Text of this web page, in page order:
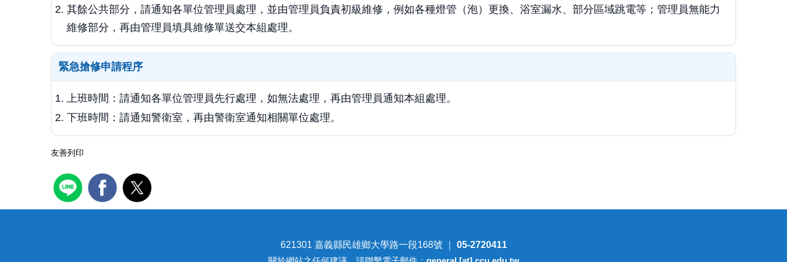
其餘公共部分，請通知各單位管理員處理，並由管理員負責初級維修，例如各種燈管（泡）更換、浴室漏水、部分區域跳電等；管理員無能力
維修部分，再由管理員填具維修單送交本組處理。
緊急搶修申請程序
上班時間：請通知各單位管理員先行處理，如無法處理，再由管理員通知本組處理。
下班時間：請通知警衛室，再由警衛室通知相關單位處理。
友善列印
621301 嘉義縣民雄鄉大學路一段168號 ｜ 05-2720411